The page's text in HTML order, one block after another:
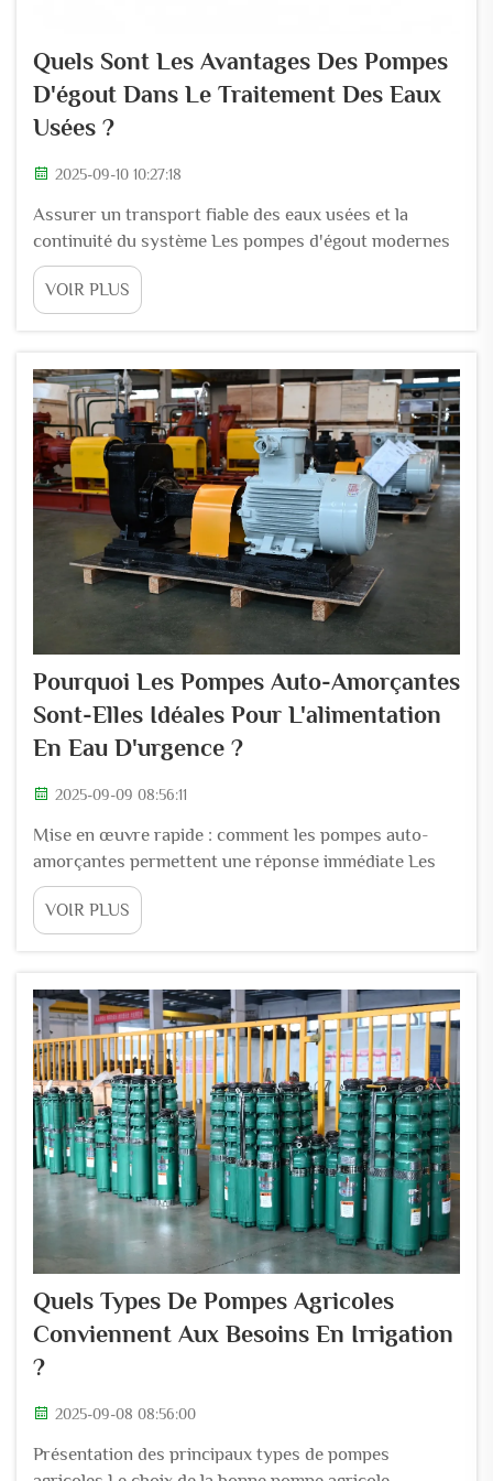
Quels Sont Les Avantages Des Pompes
D'égout Dans Le Traitement Des Eaux
Usées ?
2025-09-10 10:27:18
Assurer un transport fiable des eaux usées et la
continuité du système Les pompes d'égout modernes
constituent le pilier des systèmes de gestion des eaux
usées urbaines, permettant un transport constant des
fluides sur des kilomètres d'infrastructures
VOIR PLUS
Pourquoi Les Pompes Auto-Amorçantes
Sont-Elles Idéales Pour L'alimentation
En Eau D'urgence ?
2025-09-09 08:56:11
Mise en œuvre rapide : comment les pompes auto-
amorçantes permettent une réponse immédiate Les
pompes auto-amorçantes résolvent un problème
majeur dans les situations d'urgence où l'eau doit être
déplacée rapidement. Les pompes centrifuges
manuellement avant...
VOIR PLUS
Quels Types De Pompes Agricoles
Conviennent Aux Besoins En Irrigation
?
2025-09-08 08:56:00
Présentation des principaux types de pompes